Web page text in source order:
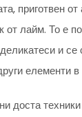
приготвен
от лайм. То е
и
елементи
доста